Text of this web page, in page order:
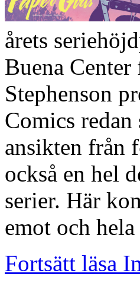
årets
Buena
Stephenson
Comics
ansikten från
också en hel
serier. Här
emot och
Fortsätt läsa